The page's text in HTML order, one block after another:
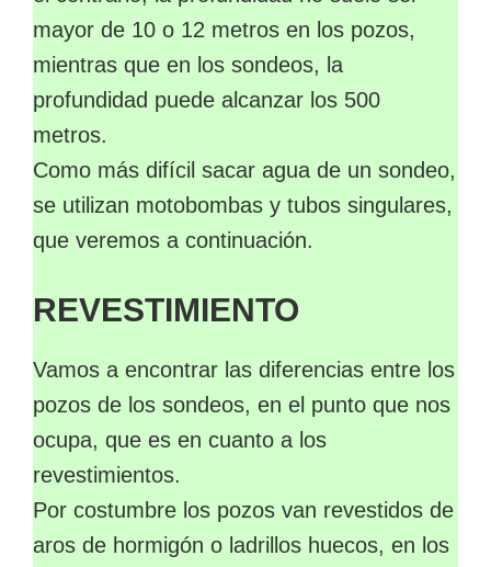
mayor de 10 o 12 metros en los pozos,
mientras que en los sondeos, la
profundidad puede alcanzar los 500
metros.
Como más difícil sacar agua de un sondeo,
se utilizan motobombas y tubos singulares,
que veremos a continuación.
REVESTIMIENTO
Vamos a encontrar las diferencias entre los
pozos de los sondeos, en el punto que nos
ocupa, que es en cuanto a los
revestimientos.
Por costumbre los pozos van revestidos de
aros de hormigón o ladrillos huecos, en los